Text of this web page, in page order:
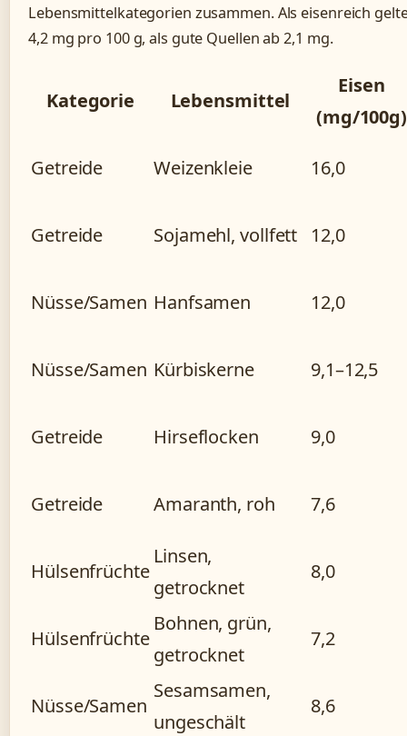
Lebensmittelkategorien zusammen. Als eisenreich
4,2 mg pro 100 g, als gute Quellen ab 2,1 mg.
Kategorie Lebensmittel
Eisen
(mg/100g)
Getreide Weizenkleie 16,0
Getreide Sojamehl, vollfett 12,0
Nüsse/Samen Hanfsamen 12,0
Nüsse/Samen Kürbiskerne 9,1–12,5
Getreide Hirseflocken 9,0
Getreide Amaranth, roh 7,6
Hülsenfrüchte
Linsen,
getrocknet
8,0
Hülsenfrüchte
Bohnen, grün,
getrocknet
7,2
Nüsse/Samen
Sesamsamen,
ungeschält
8,6